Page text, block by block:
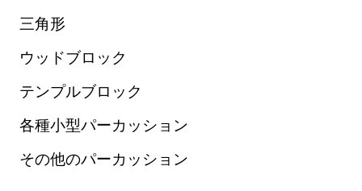
三角形
ウッドブロック
テンプルブロック
各種小型パーカッション
その他のパーカッション